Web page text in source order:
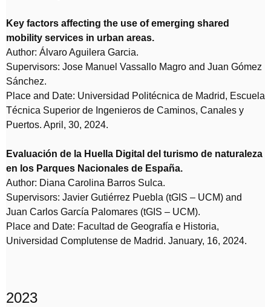
Key factors affecting the use of emerging shared
mobility services in urban areas.
Author: Álvaro Aguilera Garcia.
Supervisors: Jose Manuel Vassallo Magro and Juan Gómez
Sánchez.
Place and Date: Universidad Politécnica de Madrid, Escuela
Técnica Superior de Ingenieros de Caminos, Canales y
Puertos. April, 30, 2024.
Evaluación de la Huella Digital del turismo de naturaleza
en los Parques Nacionales de España.
Author: Diana Carolina Barros Sulca.
Supervisors: Javier Gutiérrez Puebla (tGIS – UCM) and
Juan Carlos García Palomares (tGIS – UCM).
Place and Date: Facultad de Geografía e Historia,
Universidad Complutense de Madrid. January, 16, 2024.
2023